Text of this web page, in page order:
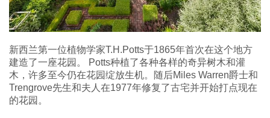
新西兰第一位植物学家T.H.Potts于1865年首次在这个地方
建造了一座花园。 Potts种植了各种各样的奇异树木和灌
木，许多至今仍在花园绽放生机。随后Miles Warren爵士和
Trengrove先生和夫人在1977年修复了古宅并开始打点现在
的花园。